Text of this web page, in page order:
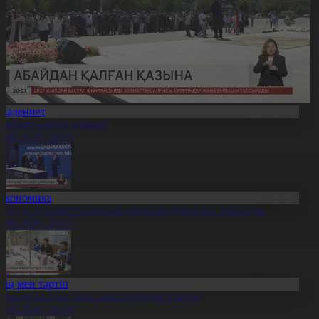
қалған қазына
20:15
да 25 инвестициялық меморандумға қол қойылды
20:13
мен тәртіп
қолдан ақша жасайтындар азайды
20:10